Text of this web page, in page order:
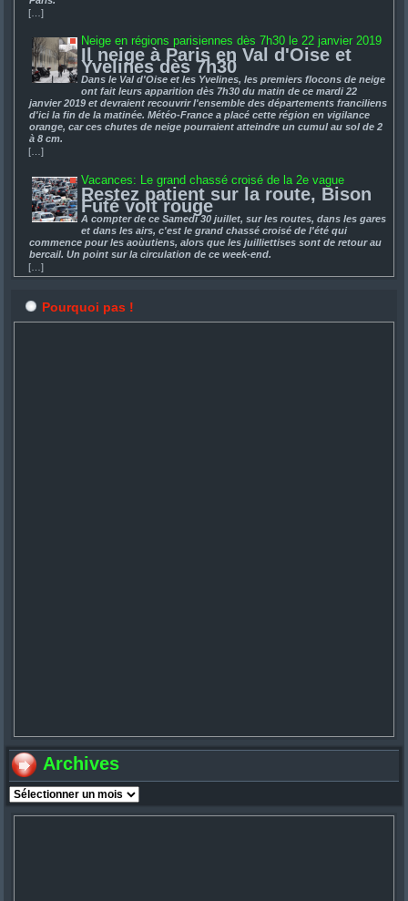
[…]
Neige en régions parisiennes dès 7h30 le 22 janvier 2019
Il neige à Paris en Val d'Oise et
Yvelines dès 7h30
Dans le Val d'Oise et les Yvelines, les premiers flocons de neige
ont fait leurs apparition dès 7h30 du matin de ce mardi 22
janvier 2019 et devraient recouvrir l'ensemble des départements franciliens
d'ici la fin de la matinée. Météo-France a placé cette région en vigilance
orange, car ces chutes de neige pourraient atteindre un cumul au sol de 2
à 8 cm.
[…]
Vacances: Le grand chassé croisé de la 2e vague
Restez patient sur la route, Bison
Futé voit rouge
A compter de ce Samedi 30 juillet, sur les routes, dans les gares
et dans les airs, c'est le grand chassé croisé de l'été qui
commence pour les aoùutiens, alors que les juilliettises sont de retour au
bercail. Un point sur la circulation de ce week-end.
[…]
Pourquoi pas !
Archives
Archives